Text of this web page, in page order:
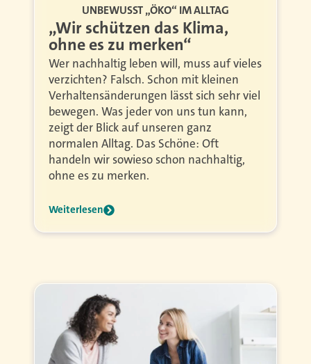
UNBEWUSST „ÖKO“ IM ALLTAG
„Wir schützen das Klima,
ohne es zu merken“
Wer nachhaltig leben will, muss auf vieles
verzichten? Falsch. Schon mit kleinen
Verhaltensänderungen lässt sich sehr viel
bewegen. Was jeder von uns tun kann,
zeigt der Blick auf unseren ganz
normalen Alltag. Das Schöne: Oft
handeln wir sowieso schon nachhaltig,
ohne es zu merken.
Weiterlesen